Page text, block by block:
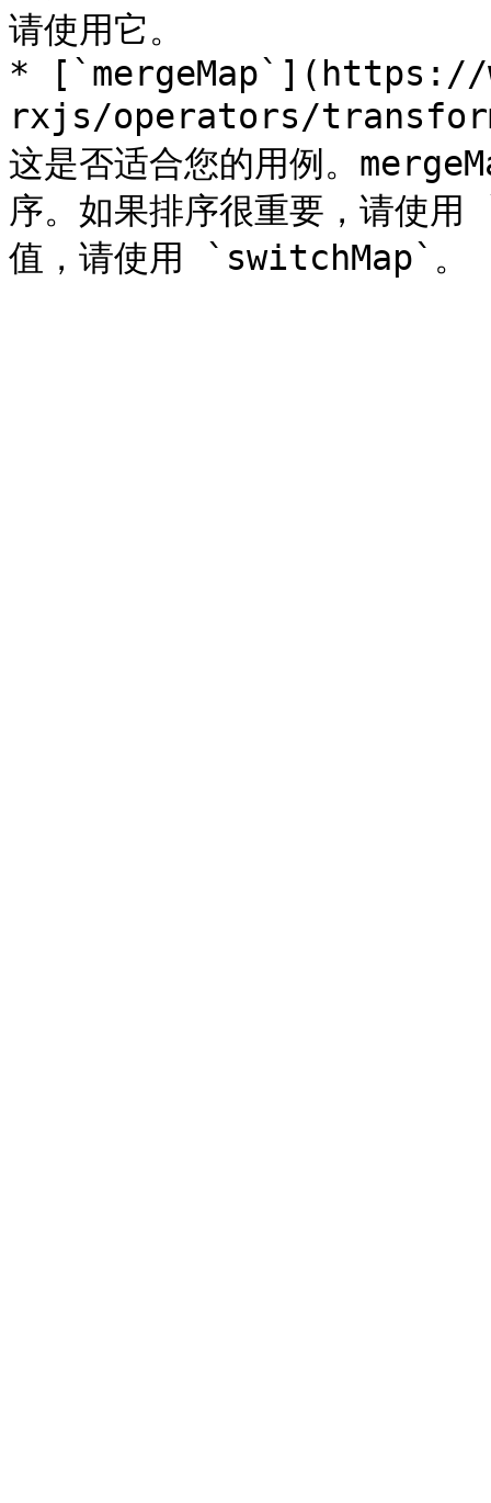
请使用它。
*
rxjs/operators/
这是否适合您的用例。
序。如果排序很重要，请使